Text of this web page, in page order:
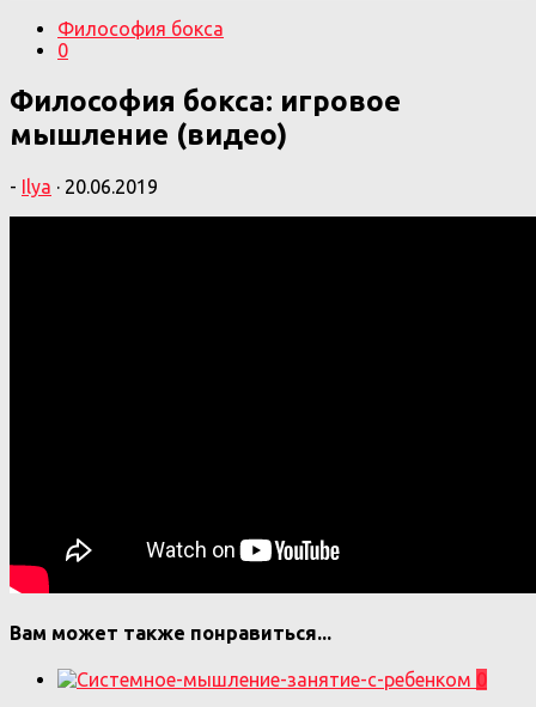
Философия бокса
0
Философия бокса: игровое
мышление (видео)
- Ilya · 20.06.2019
Вам может также понравиться...
0